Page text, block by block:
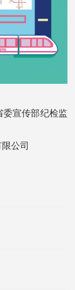
宣传部纪检监
公司